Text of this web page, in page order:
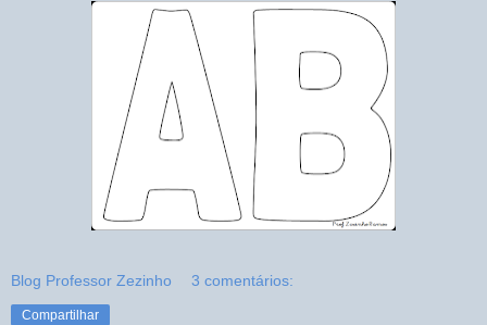
Blog Professor Zezinho 3 comentários:
Compartilhar